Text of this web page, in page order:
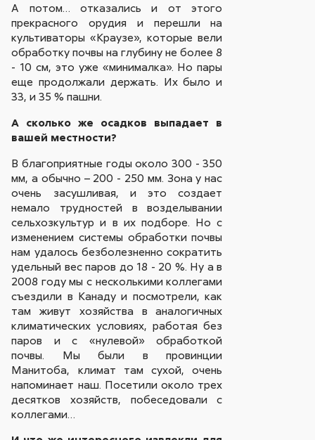
А потом… отказались и от этого
прекрасного орудия и перешли на
культиваторы «Краузе», которые вели
обработку почвы на глубину не более 8
- 10 см, это уже «минималка». Но пары
еще продолжали держать. Их было и
33, и 35 % пашни.
А сколько же осадков выпадает в
вашей местности?
В благоприятные годы около 300 - 350
мм, а обычно – 200 - 250 мм. Зона у нас
очень засушливая, и это создает
немало трудностей в возделывании
сельхозкультур и в их подборе. Но с
изменением системы обработки почвы
нам удалось безболезненно сократить
удельный вес паров до 18 - 20 %. Ну а в
2008 году мы с несколькими коллегами
съездили в Канаду и посмотрели, как
там живут хозяйства в аналогичных
климатических условиях, работая без
паров и с «нулевой» обработкой
почвы. Мы были в провинции
Манитоба, климат там сухой, очень
напоминает наш. Посетили около трех
десятков хозяйств, побеседовали с
коллегами…